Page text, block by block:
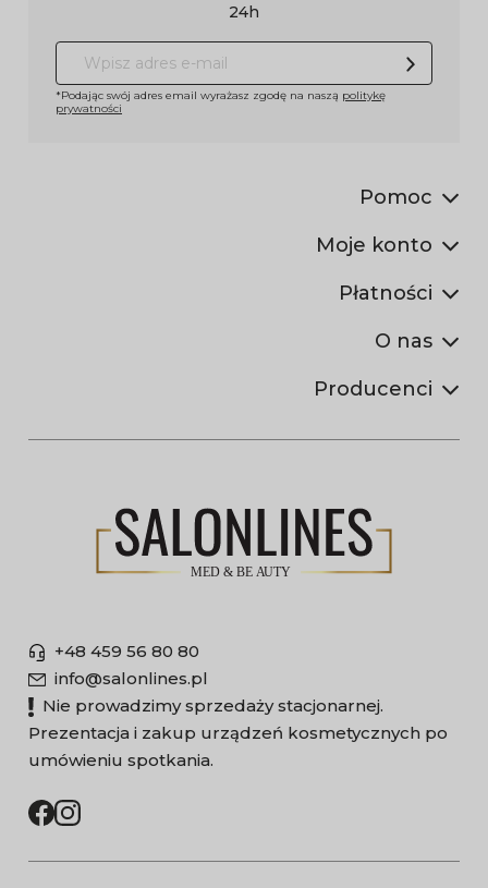
24h
*Podając swój adres email wyrażasz zgodę na naszą politykę
prywatności
Pomoc
Moje konto
Płatności
O nas
Producenci
+48 459 56 80 80
info@salonlines.pl
Nie prowadzimy sprzedaży stacjonarnej.
Prezentacja i zakup urządzeń kosmetycznych po
umówieniu spotkania.